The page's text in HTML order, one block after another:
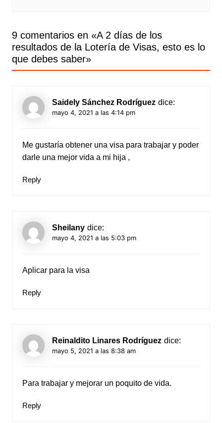
9 comentarios en «A 2 días de los
resultados de la Lotería de Visas, esto es lo
que debes saber»
Saidely Sánchez Rodríguez dice:
mayo 4, 2021 a las 4:14 pm
Me gustaría obtener una visa para trabajar y poder
darle una mejor vida a mi hija ,
Reply
Sheilany dice:
mayo 4, 2021 a las 5:03 pm
Aplicar para la visa
Reply
Reinaldito Linares Rodríguez dice:
mayo 5, 2021 a las 8:38 am
Para trabajar y mejorar un poquito de vida.
Reply